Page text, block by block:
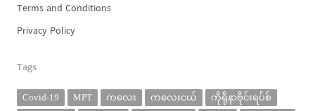
Terms and Conditions
Privacy Policy
Tags
Covid-19 MPT ကလေး ကလေးငယ်
ကိုရိုနာဗိုင်းရပ်စ်